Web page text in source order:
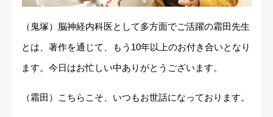
（鬼塚）脳神経内科医として多方面でご活躍の霜田先生
とは、著作を通じて、もう10年以上のお付き合いとなり
ます。今日はお忙しい中ありがとうございます。
（霜田）こちらこそ、いつもお世話になっております。